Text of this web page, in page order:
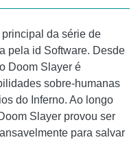
da série de
pela id Software. Desde
Doom Slayer é
sobre-humanas
do Inferno. Ao longo
Slayer provou ser
para salvar